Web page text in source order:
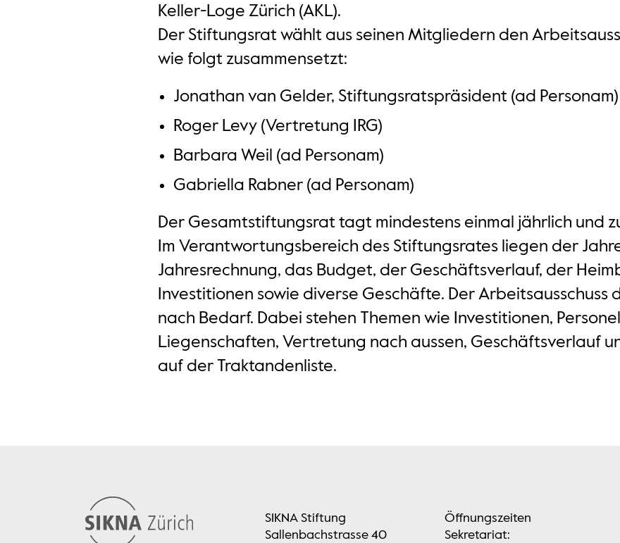
Keller-Loge Zürich (AKL).
Der Stiftungsrat wählt aus seinen Mitgliedern den
wie folgt zusammensetzt:
Jonathan van Gelder, Stiftungsratspräsident (ad Personam)
Roger Levy (Vertretung IRG)
Barbara Weil (ad Personam)
Gabriella Rabner (ad Personam)
Der Gesamtstiftungsrat tagt mindestens einmal jährlich und
Im Verantwortungsbereich des Stiftungsrates liegen der
Jahresrechnung, das Budget, der Geschäftsverlauf, der
Investitionen sowie diverse Geschäfte. Der
nach Bedarf. Dabei stehen Themen wie Investitionen,
Liegenschaften, Vertretung nach aussen, Geschäftsverlauf
auf der Traktandenliste.
SIKNA Stiftung
Sallenbachstrasse 40
Öffnungszeiten
Sekretariat: